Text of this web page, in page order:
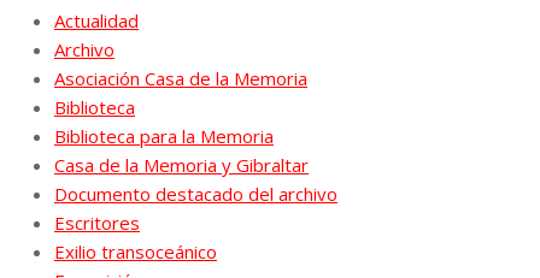
Actualidad
Archivo
Asociación Casa de la Memoria
Biblioteca
Biblioteca para la Memoria
Casa de la Memoria y Gibraltar
Documento destacado del archivo
Escritores
Exilio transoceánico